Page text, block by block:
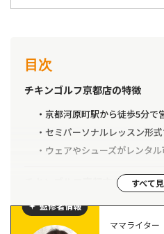
目次
チキンゴルフ京都店の特徴
京都河原町駅から徒歩5分で
セミパーソナルレッスン形
ウェアやシューズがレンタ
チキンゴルフ京都店の無料体験
通う目的を設定する無料カ
お試しレッスンは3,000円
監修者情報
ママライター